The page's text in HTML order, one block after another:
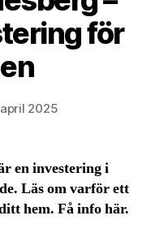
för
2025
en investering i
Läs om varför ett
hem. Få info här.